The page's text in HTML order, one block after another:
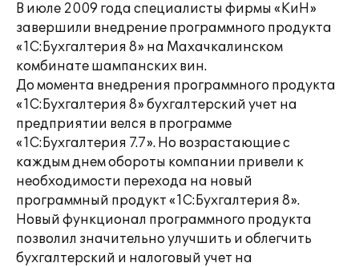
В июле 2009 года специалисты фирмы «КиН»
завершили внедрение программного продукта
«1С:Бухгалтерия 8» на Махачкалинском
комбинате шампанских вин.
До момента внедрения программного продукта
«1С:Бухгалтерия 8» бухгалтерский учет на
предприятии велся в программе
«1С:Бухгалтерия 7.7». Но возрастающие с
каждым днем обороты компании привели к
необходимости перехода на новый
программный продукт «1С:Бухгалтерия 8».
Новый функционал программного продукта
позволил значительно улучшить и облегчить
бухгалтерский и налоговый учет на